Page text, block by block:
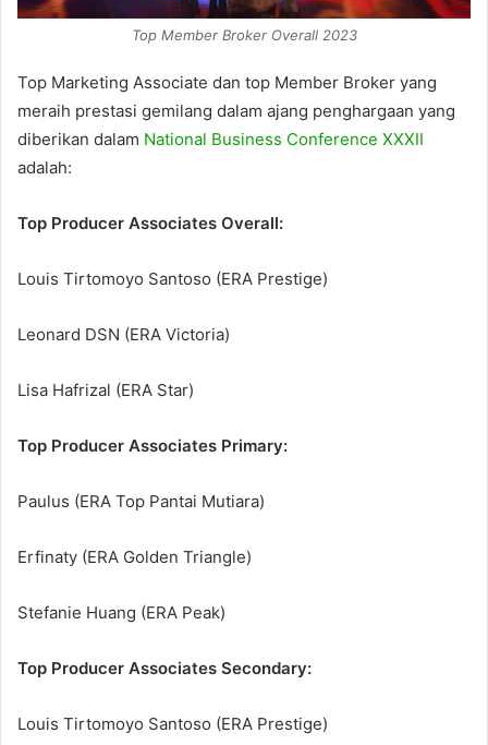
Top Member Broker Overall 2023
Top Marketing Associate dan top Member Broker yang
meraih prestasi gemilang dalam ajang penghargaan yang
diberikan dalam National Business Conference XXXII
adalah:
Top Producer Associates Overall:
Louis Tirtomoyo Santoso (ERA Prestige)
Leonard DSN (ERA Victoria)
Lisa Hafrizal (ERA Star)
Top Producer Associates Primary:
Paulus (ERA Top Pantai Mutiara)
Erfinaty (ERA Golden Triangle)
Stefanie Huang (ERA Peak)
Top Producer Associates Secondary:
Louis Tirtomoyo Santoso (ERA Prestige)